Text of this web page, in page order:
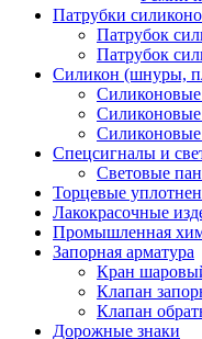
Патрубки
Патрубок
Патрубок
Силикон (шнуры,
Силиконовые
Спецсигналы и
Световые
Торцевые
Лакокрасочные
Промышленная
Запорная арматура
Кран
Клапан
Клапан
Дорожные знаки